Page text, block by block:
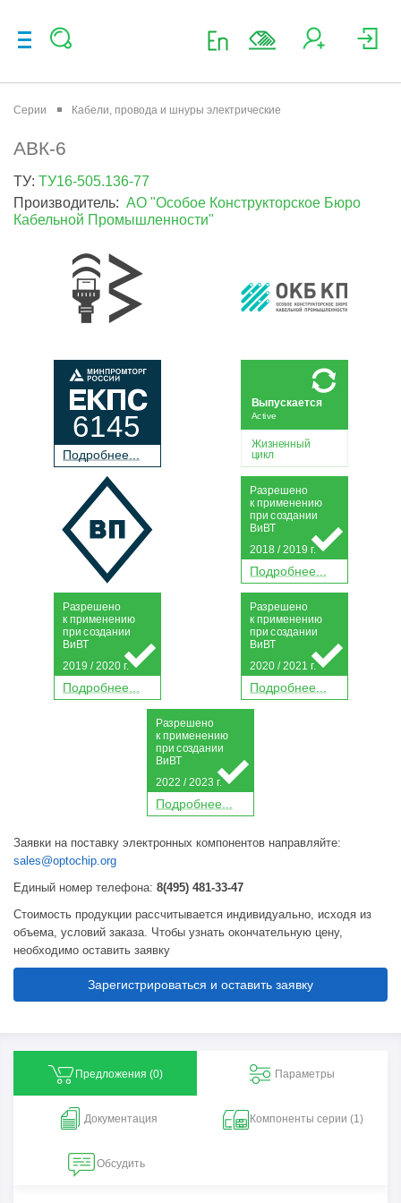
Серии Кабели, провода и шнуры электрические
АВК-6
ТУ: ТУ16-505.136-77
Производитель: АО "Особое Конструкторское Бюро
Кабельной Промышленности"
Подробнее...
6145
Жизненный
цикл
Active
Выпускается
Подробнее...
Разрешено
к применению
присоздании
Ви ВТ
2018 / 2019 г.
Подробнее...
Разрешено
к применению
присоздании
Ви ВТ
2019 / 2020 г.
Подробнее...
Разрешено
к применению
присоздании
Ви ВТ
2020 / 2021 г.
Подробнее...
Разрешено
к применению
присоздании
Ви ВТ
2022 / 2023 г.
Заявки на поставку электронных компонентов направляйте:
sales@optochip.org
Единый номер телефона: 8(495) 481-33-47
Стоимость продукции рассчитывается индивидуально, исходя из
объема, условий заказа. Чтобы узнать окончательную цену,
необходимо оставить заявку
Зарегистрироваться и оставить заявку
Предложения (0) Параметры
Документация Компоненты серии (1)
Обсудить